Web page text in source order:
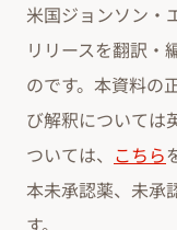
米国ジョンソン・
リリースを翻訳・
のです。本資料の
び解釈については
ついては、 こちら
本未承認薬、未承
す。